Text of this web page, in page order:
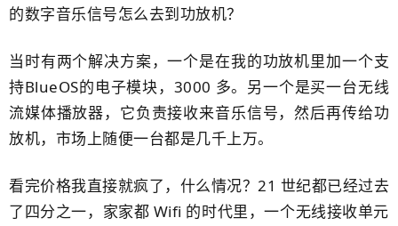
的数字音乐信号怎么去到功放机？
当时有两个解决方案，一个是在我的功放机里加一个支
持BlueOS的电子模块，3000 多。另一个是买一台无线
流媒体播放器，它负责接收来音乐信号，然后再传给功
放机，市场上随便一台都是几千上万。
看完价格我直接就疯了，什么情况？21 世纪都已经过去
了四分之一，家家都 Wifi 的时代里，一个无线接收单元